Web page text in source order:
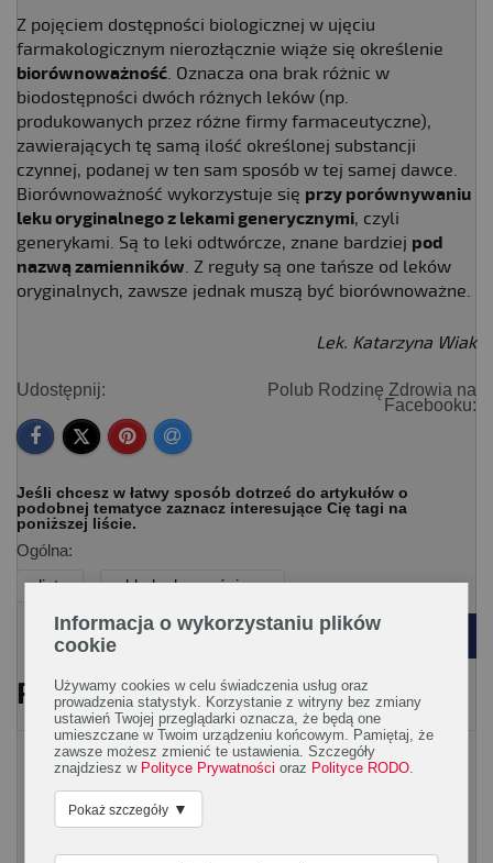
Z pojęciem dostępności biologicznej w ujęciu
farmakologicznym nierozłącznie wiąże się określenie
biorównoważność. Oznacza ona brak różnic w
biodostępności dwóch różnych leków (np.
produkowanych przez różne firmy farmaceutyczne),
zawierających tę samą ilość określonej substancji
czynnej, podanej w ten sam sposób w tej samej dawce.
Biorównoważność wykorzystuje się przy porównywaniu
leku oryginalnego z lekami generycznymi, czyli
generykami. Są to leki odtwórcze, znane bardziej pod
nazwą zamienników. Z reguły są one tańsze od leków
oryginalnych, zawsze jednak muszą być biorównoważne.
Lek. Katarzyna Wiak
Udostępnij:
Polub Rodzinę Zdrowia na
Facebooku:
Jeśli chcesz w łatwy sposób dotrzeć do artykułów o
podobnej tematyce zaznacz interesujące Cię tagi na
poniższej liście.
Ogólna:
dieta
układ odpornościowy
PRZECZYTAJ RÓWNIEŻ
Rodzaje diet
Informacja o wykorzystaniu plików
cookie
Używamy cookies w celu świadczenia usług oraz
prowadzenia statystyk. Korzystanie z witryny bez zmiany
ustawień Twojej przeglądarki oznacza, że będą one
umieszczane w Twoim urządzeniu końcowym. Pamiętaj, że
zawsze możesz zmienić te ustawienia. Szczegóły
znajdziesz w Polityce Prywatności oraz Polityce RODO.
Pokaż szczegóły ▼